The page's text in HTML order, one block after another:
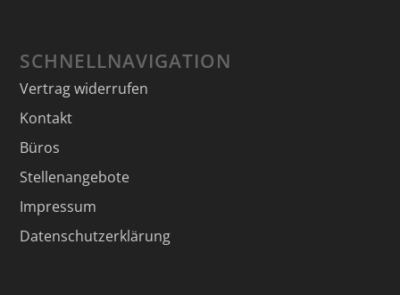
SCHNELLNAVIGATION
Vertrag widerrufen
Kontakt
Büros
Stellenangebote
Impressum
Datenschutzerklärung